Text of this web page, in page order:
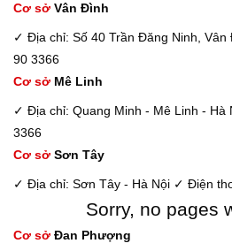
Cơ sở Vân Đình
✓ Địa chỉ: Số 40 Trần Đăng Ninh, Vân
90 3366
Cơ sở Mê Linh
✓ Địa chỉ: Quang Minh - Mê Linh - Hà
3366
Cơ sở Sơn Tây
✓ Địa chỉ: Sơn Tây - Hà Nội ✓ Điện
Sorry, no pages
Cơ sở Đan Phượng